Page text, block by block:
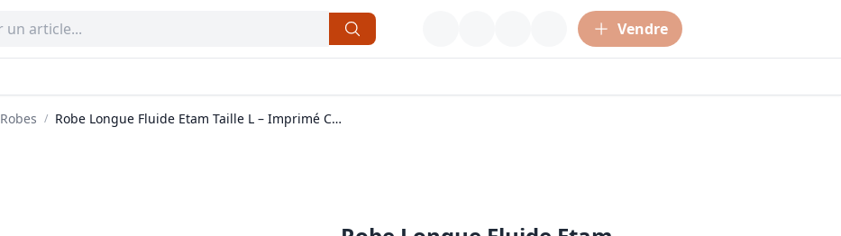
Vendre
Robes / Robe Longue Fluide Etam Taille L – Imprimé Coloré Style Bohème Chic